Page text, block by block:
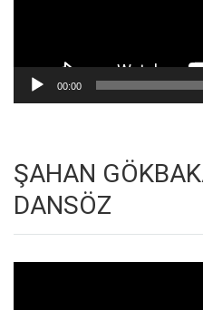
00:00
ŞAHAN
DANSÖZ